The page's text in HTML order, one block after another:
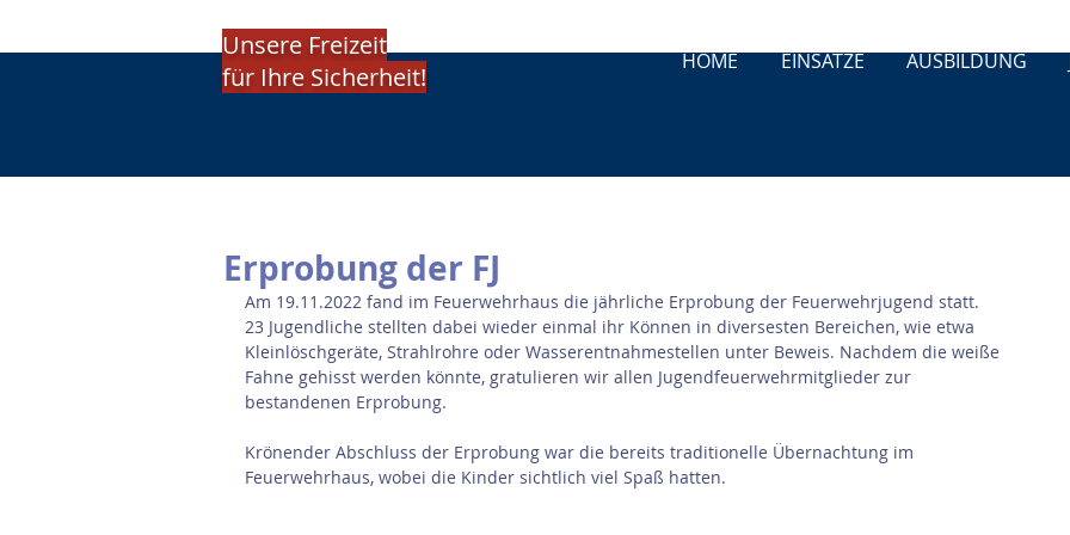
Unsere Freizeit
für Ihre Sicherheit!
HOME EINSÄTZE AUSBILDUNG
Erprobung der FJ
Am 19.11.2022 fand im Feuerwehrhaus die jährliche Erprobung der Feuerwehrjugend statt.
23 Jugendliche stellten dabei wieder einmal ihr Können in diversesten Bereichen, wie etwa
Kleinlöschgeräte, Strahlrohre oder Wasserentnahmestellen unter Beweis. Nachdem die weiße
Fahne gehisst werden könnte, gratulieren wir allen Jugendfeuerwehrmitglieder zur
bestandenen Erprobung.
Krönender Abschluss der Erprobung war die bereits traditionelle Übernachtung im
Feuerwehrhaus, wobei die Kinder sichtlich viel Spaß hatten.